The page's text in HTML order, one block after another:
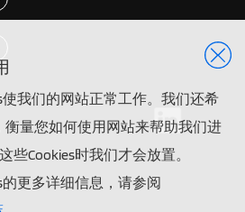
我们的网站正常工作。我们还希
衡量您如何使用网站来帮助我们进
些Cookies时我们才会放置。
更多详细信息，请参阅